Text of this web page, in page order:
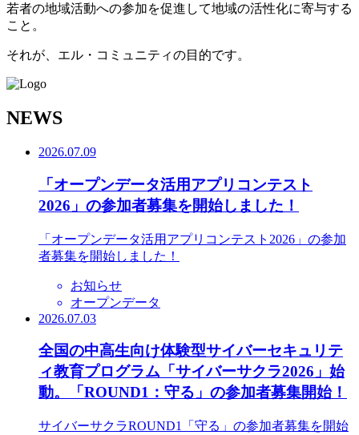
若者の地域活動への参加を促進して地域の活性化に寄与する
こと。
それが、エル・コミュニティの目的です。
NEWS
2026.07.09
「オープンデータ活用アプリコンテスト
2026」の参加者募集を開始しました！
「オープンデータ活用アプリコンテスト2026」の参加
者募集を開始しました！
お知らせ
オープンデータ
2026.07.03
全国の中高生向け体験型サイバーセキュリテ
ィ教育プログラム「サイバーサクラ2026」始
動。「ROUND1：守る」の参加者募集開始！
サイバーサクラROUND1「守る」の参加者募集を開始